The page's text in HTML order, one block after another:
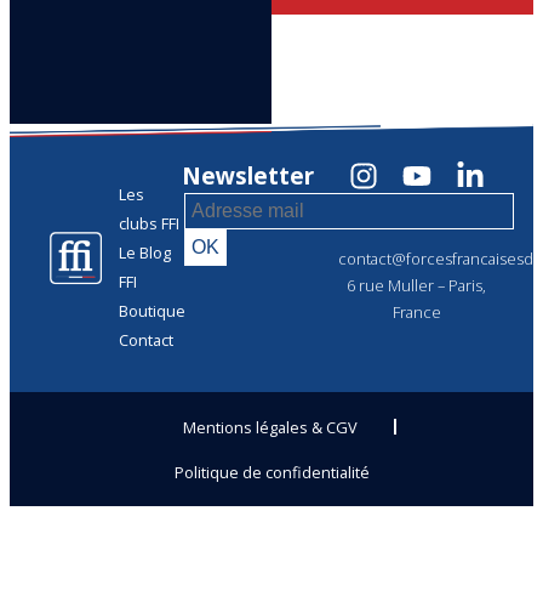
Les
clubs FFI
Le Blog
FFI
Boutique
Contact
6 rue Muller – Paris,
France
Newsletter
Mentions légales & CGV
Politique de confidentialité